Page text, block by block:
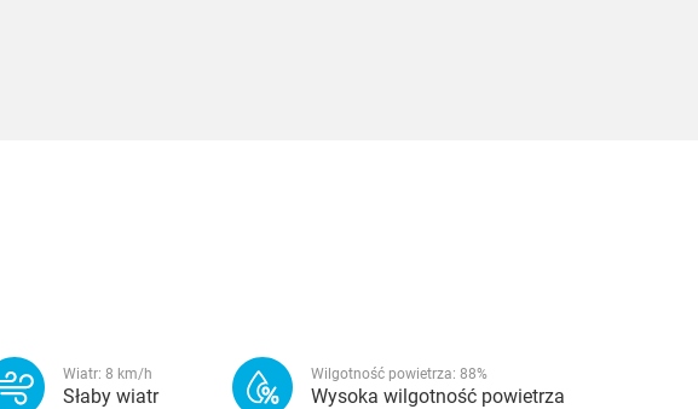
Wiatr: 8 km/h
Słaby wiatr
Wilgotność powietrza: 88%
Wysoka wilgotność powietrza